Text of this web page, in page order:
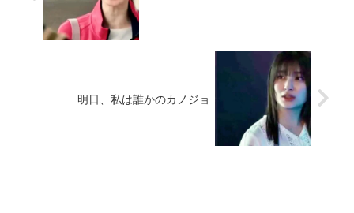
明日、私は誰かのカノジョ